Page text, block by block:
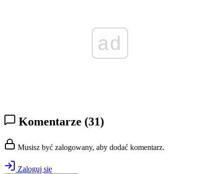
ad
Komentarze (31)
Musisz być zalogowany, aby dodać komentarz.
Zaloguj się